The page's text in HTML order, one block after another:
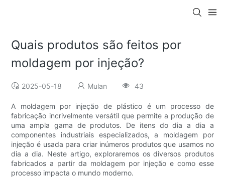
Quais produtos são feitos por
moldagem por injeção?
2025-05-18 Mulan 43
A moldagem por injeção de plástico é um processo de
fabricação incrivelmente versátil que permite a produção de
uma ampla gama de produtos. De itens do dia a dia a
componentes industriais especializados, a moldagem por
injeção é usada para criar inúmeros produtos que usamos no
dia a dia. Neste artigo, exploraremos os diversos produtos
fabricados a partir da moldagem por injeção e como esse
processo impacta o mundo moderno.